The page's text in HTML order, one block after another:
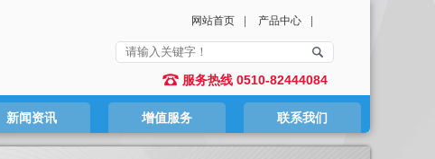
网站首页 产品中心
服务热线 0510-82444084
新闻资讯 增值服务 联系我们